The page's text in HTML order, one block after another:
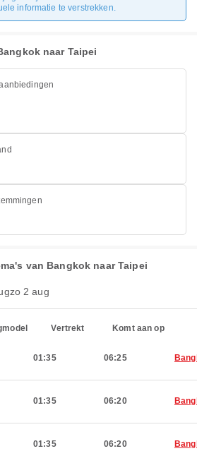
informatie te verstrekken.
naar Taipei
van Bangkok naar Taipei
zo 2 aug
Vertrekt Komt aan op
01:35 06:25
01:35 06:20
01:35 06:20